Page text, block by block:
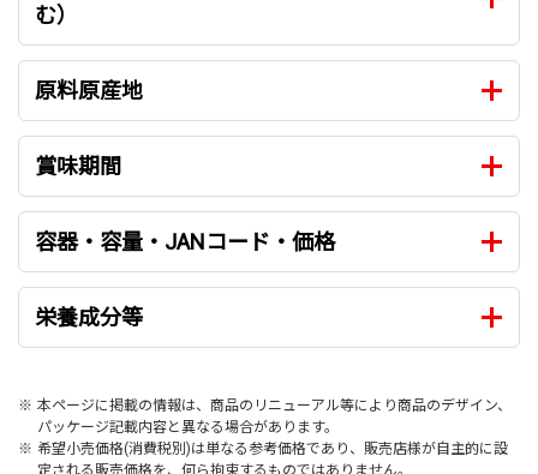
む）
原料原産地
賞味期間
容器・容量・JANコード・価格
栄養成分等
※ 本ページに掲載の情報は、商品のリニューアル等により商品のデザイン、
パッケージ記載内容と異なる場合があります。
※ 希望小売価格(消費税別)は単なる参考価格であり、販売店様が自主的に設
定される販売価格を、何ら拘束するものではありません。